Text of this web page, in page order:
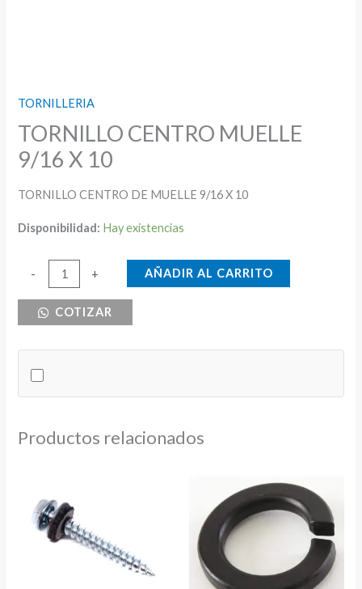
TORNILLERIA
TORNILLO CENTRO MUELLE
9/16 X 10
TORNILLO CENTRO DE MUELLE 9/16 X 10
Disponibilidad: Hay existencias
-
TORNILLO
CENTRO
MUELLE
cantidad
+ AÑADIR AL CARRITO
COTIZAR
Productos relacionados